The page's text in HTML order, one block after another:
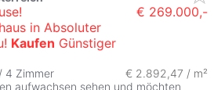
in Absoluter
Kaufen Günstiger
€ 269.000,-
4 Zimmer
€ 2.892,47 / m²
aufwachsen sehen und möchten